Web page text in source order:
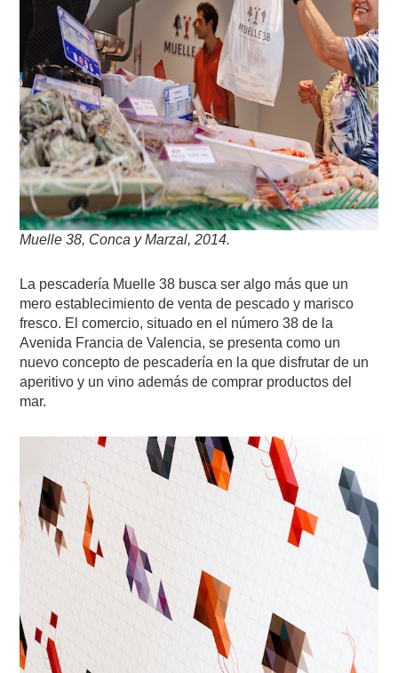
Muelle 38, Conca y Marzal, 2014.
La pescadería Muelle 38 busca ser algo más que un
mero establecimiento de venta de pescado y marisco
fresco. El comercio, situado en el número 38 de la
Avenida Francia de Valencia, se presenta como un
nuevo concepto de pescadería en la que disfrutar de un
aperitivo y un vino además de comprar productos del
mar.